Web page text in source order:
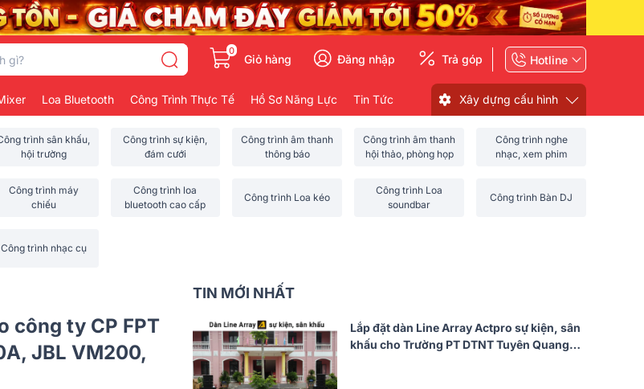
0
Giỏ hàng Đăng nhập Trả góp Hotline
Loa Bluetooth Công Trình Thực Tế Hồ Sơ Năng Lực Tin Tức Xây dựng cấu hình
trình sân khấu,
hội trường
Công trình sự kiện,
đám cưới
Công trình âm thanh
thông báo
Công trình âm thanh
hội thảo, phòng họp
Công trình nghe
nhạc, xem phim
Công trình máy
chiếu
Công trình loa
bluetooth cao cấp
Công trình Loa kéo
Công trình Loa
soundbar
Công trình Bàn DJ
Công trình nhạc cụ
công ty CP FPT
JBL VM200,
TIN MỚI NHẤT
Lắp đặt dàn Line Array Actpro sự kiện, sân
khấu cho Trường PT DTNT Tuyên Quang